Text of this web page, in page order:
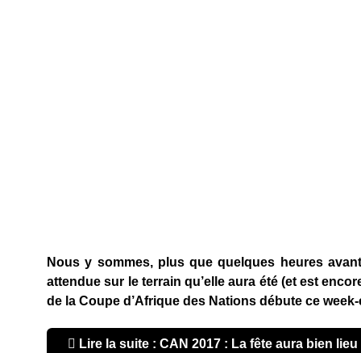
Nous y sommes, plus que quelques heures
attendue sur le terrain qu’elle aura été (et est
de la Coupe d’Afrique des Nations débute ce
Lire la suite : CAN 2017 : La fête aura bien lieu